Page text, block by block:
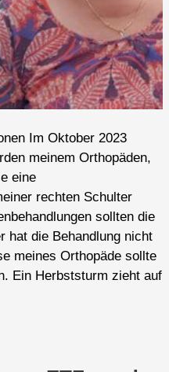
Im Oktober 2023
meinem Orthopäden,
eine
rechten Schulter
sollten die
hat die Behandlung nicht
meines Orthopäde sollte
Ein Herbststurm zieht auf